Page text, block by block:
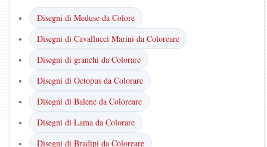
Disegni di Meduse da Colore
Disegni di Cavallucci Marini da Coloreare
Disegni di granchi da Colorare
Disegni di Octopus da Colorare
Disegni di Balene da Coloreare
Disegni di Lama da Colorare
Disegni di Bradipi da Coloreare